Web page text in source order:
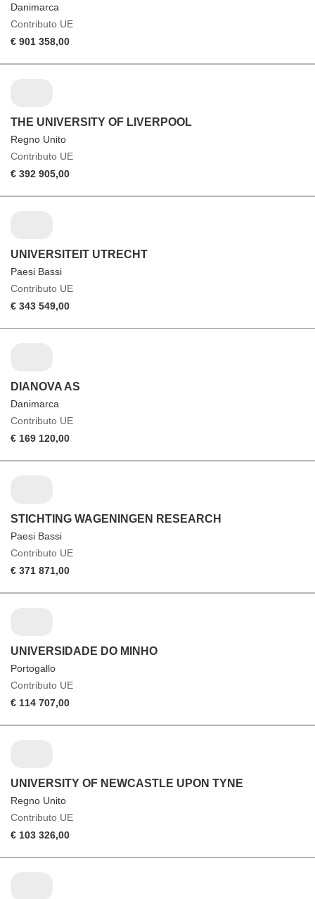
Danimarca
Contributo UE
€ 901 358,00
THE UNIVERSITY OF LIVERPOOL
Regno Unito
Contributo UE
€ 392 905,00
UNIVERSITEIT UTRECHT
Paesi Bassi
Contributo UE
€ 343 549,00
DIANOVA AS
Danimarca
Contributo UE
€ 169 120,00
STICHTING WAGENINGEN RESEARCH
Paesi Bassi
Contributo UE
€ 371 871,00
UNIVERSIDADE DO MINHO
Portogallo
Contributo UE
€ 114 707,00
UNIVERSITY OF NEWCASTLE UPON TYNE
Regno Unito
Contributo UE
€ 103 326,00